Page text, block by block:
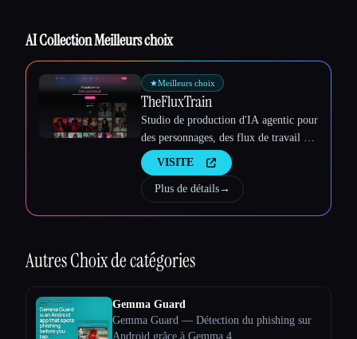
Esc
AI Collection Meilleurs choix
★Meilleurs choix
TheFluxTrain
Studio de production d'IA agentic pour
des personnages, des flux de travail et
des vidéos cohérents
VISITE
Plus de détails→
AutresChoix de catégories
Gemma Guard
Gemma Guard — Détection du phishing sur
Android grâce à Gemma 4